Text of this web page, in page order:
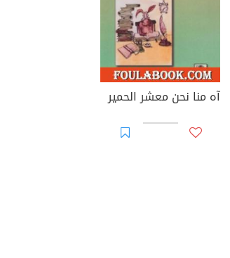
آه منا نحن معشر الحمير